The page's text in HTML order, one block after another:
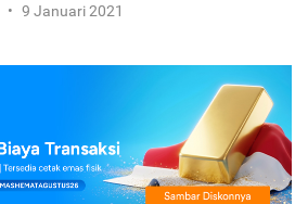
• 9 Januari 2021